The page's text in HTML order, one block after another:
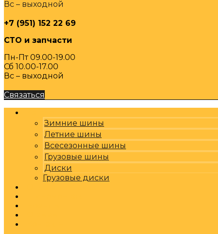
Вс – выходной
+7 (951) 152 22 69
СТО и запчасти
Пн-Пт 09.00-19.00
Сб 10.00-17.00
Вс – выходной
Связаться
Зимние шины
Летние шины
Всесезонные шины
Грузовые шины
Диски
Грузовые диски